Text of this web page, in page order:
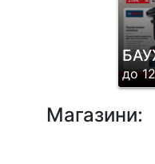
с
до
Магазини: